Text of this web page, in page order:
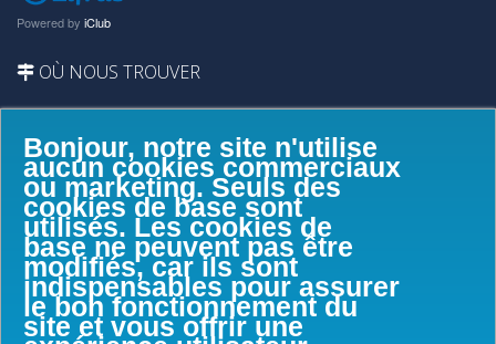
Bonjour, notre site n'utilise
aucun cookies commerciaux
ou marketing. Seuls des
cookies de base sont
utilisés. Les cookies de
base ne peuvent pas être
modifiés, car ils sont
indispensables pour assurer
le bon fonctionnement du
site et vous offrir une
Powered by iClub
OÙ NOUS TROUVER